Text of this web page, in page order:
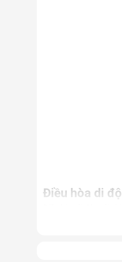
Điều hòa di
Điều hòa di động là
Nhưng thực chất,